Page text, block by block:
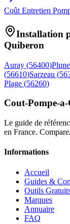
Coût Entretien
Installation
Quiberon
Auray (56400)
(56610)Sarzeau (
Plage (56260)
Cout-Pompe-
Le guide de
en France.
Informations
Accueil
Guides &
Outils
Marques
Annuaire
FAQ